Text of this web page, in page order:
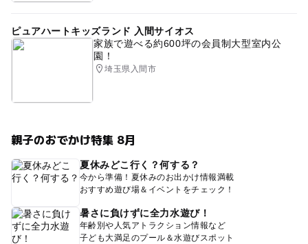
ピュアハートキッズランド 入間サイオス
家族で遊べる約600坪の会員制大型室内公
園！
埼玉県入間市
親子のおでかけ特集 8月
夏休みどこ行く？何する？
今から準備！夏休みのお出かけ情報満載
おすすめ遊び場＆イベントをチェック！
暑さに負けずに全力水遊び！
年齢別や人気アトラクション情報など
子ども大満足のプール＆水遊びスポット